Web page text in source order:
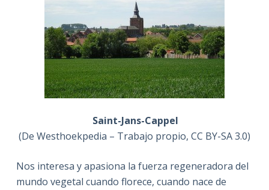
Saint-Jans-Cappel
(De Westhoekpedia – Trabajo propio, CC BY-SA 3.0)
Nos interesa y apasiona la fuerza regeneradora del
mundo vegetal cuando florece, cuando nace de